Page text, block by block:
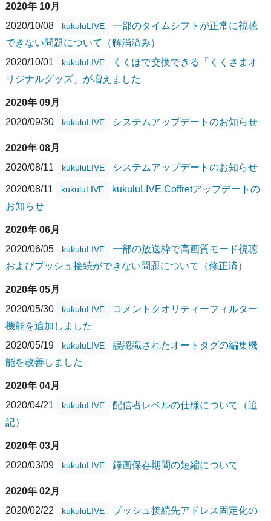
2020年 10月
2020/10/08
kukuluLIVE
一部のタイムシフトが正常に視聴
できない問題について（解消済み）
2020/10/01
kukuluLIVE
くくぽで交換できる「くくさまオ
リジナルグッズ」が増えました
2020年 09月
2020/09/30
kukuluLIVE システムアップデートのお知らせ
2020年 08月
2020/08/11
kukuluLIVE システムアップデートのお知らせ
2020/08/11 kukuluLIVE
kukuluLIVE Coffretアップデートの
お知らせ
2020年 06月
2020/06/05
kukuluLIVE
一部の放送枠で高画質モード視聴
およびプッシュ接続ができない問題について（修正済）
2020年 05月
2020/05/30
kukuluLIVE
コメントクオリティーフィルター
機能を追加しました
2020/05/19
kukuluLIVE
誤認識されたオートタグの編集機
能を改善しました
2020年 04月
2020/04/21
kukuluLIVE
配信者レベルの仕様について（追
記）
2020年 03月
2020/03/09
kukuluLIVE 録画保存期間の短縮について
2020年 02月
2020/02/22
kukuluLIVE
プッシュ接続先アドレス固定化の